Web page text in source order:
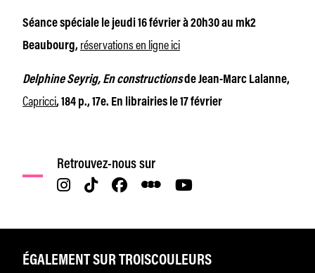
Séance spéciale le jeudi 16 février à 20h30 au mk2
Beaubourg, réservations en ligne ici
Delphine Seyrig, En constructionsde Jean-Marc Lalanne,
Capricci, 184 p., 17e. En librairies le 17 février
Retrouvez-nous sur
ÉGALEMENT SUR TROISCOULEURS